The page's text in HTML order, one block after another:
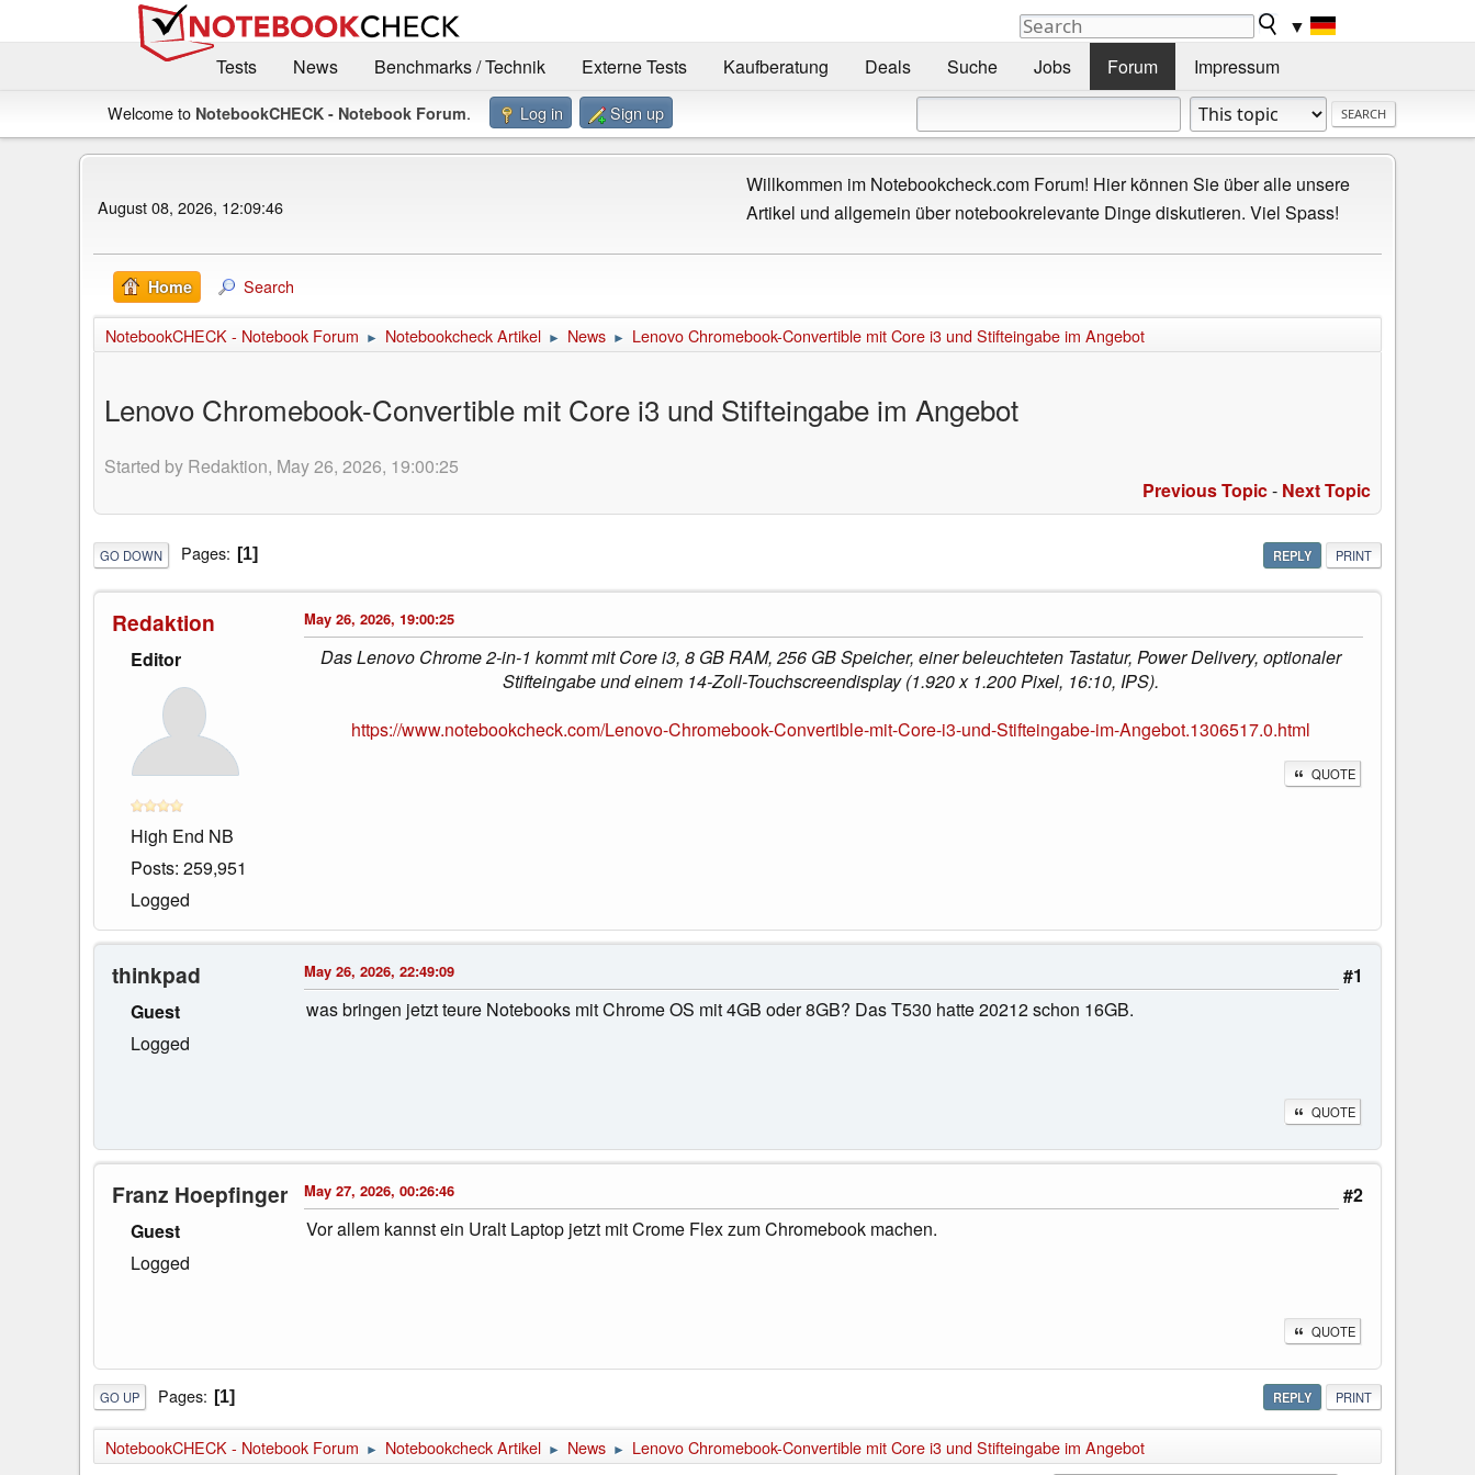
▼
Tests
News Benchmarks / Technik Externe Tests Kaufberatung Deals Suche Jobs Forum Impressum
Welcome to NotebookCHECK - Notebook Forum. Log in Sign up
August 08, 2026, 12:09:46
Willkommen im Notebookcheck.com Forum! Hier können Sie über alle unsere
Artikel und allgemein über notebookrelevante Dinge diskutieren. Viel Spass!
Home Search
NotebookCHECK - Notebook Forum ► Notebookcheck Artikel ► News ► Lenovo Chromebook-Convertible mit Core i3 und Stifteingabe im Angebot
Lenovo Chromebook-Convertible mit Core i3 und Stifteingabe im Angebot
Started by Redaktion, May 26, 2026, 19:00:25
Previous Topic- Next Topic
REPLY PRINT
GO DOWN Pages 1
Redaktion
Editor
High End NB
Posts: 259,951
Logged
May 26, 2026, 19:00:25
Das Lenovo Chrome 2-in-1 kommt mit Core i3, 8 GB RAM, 256 GB Speicher, einer beleuchteten Tastatur, Power Delivery, optionaler
Stifteingabe und einem 14-Zoll-Touchscreendisplay (1.920 x 1.200 Pixel, 16:10, IPS).
https://www.notebookcheck.com/Lenovo-Chromebook-Convertible-mit-Core-i3-und-Stifteingabe-im-Angebot.1306517.0.html
QUOTE
thinkpad
Guest
Logged
#1
May 26, 2026, 22:49:09
was bringen jetzt teure Notebooks mit Chrome OS mit 4GB oder 8GB? Das T530 hatte 20212 schon 16GB.
QUOTE
Franz Hoepfinger
Guest
Logged
#2
May 27, 2026, 00:26:46
Vor allem kannst ein Uralt Laptop jetzt mit Crome Flex zum Chromebook machen.
QUOTE
REPLY PRINT
GO UP Pages 1
NotebookCHECK - Notebook Forum ► Notebookcheck Artikel ► News ► Lenovo Chromebook-Convertible mit Core i3 und Stifteingabe im Angebot